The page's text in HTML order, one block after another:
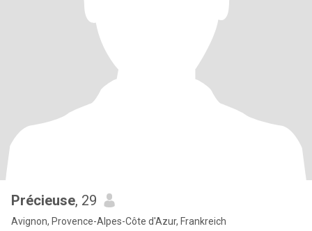
Précieuse, 29
Avignon, Provence-Alpes-Côte d'Azur, Frankreich